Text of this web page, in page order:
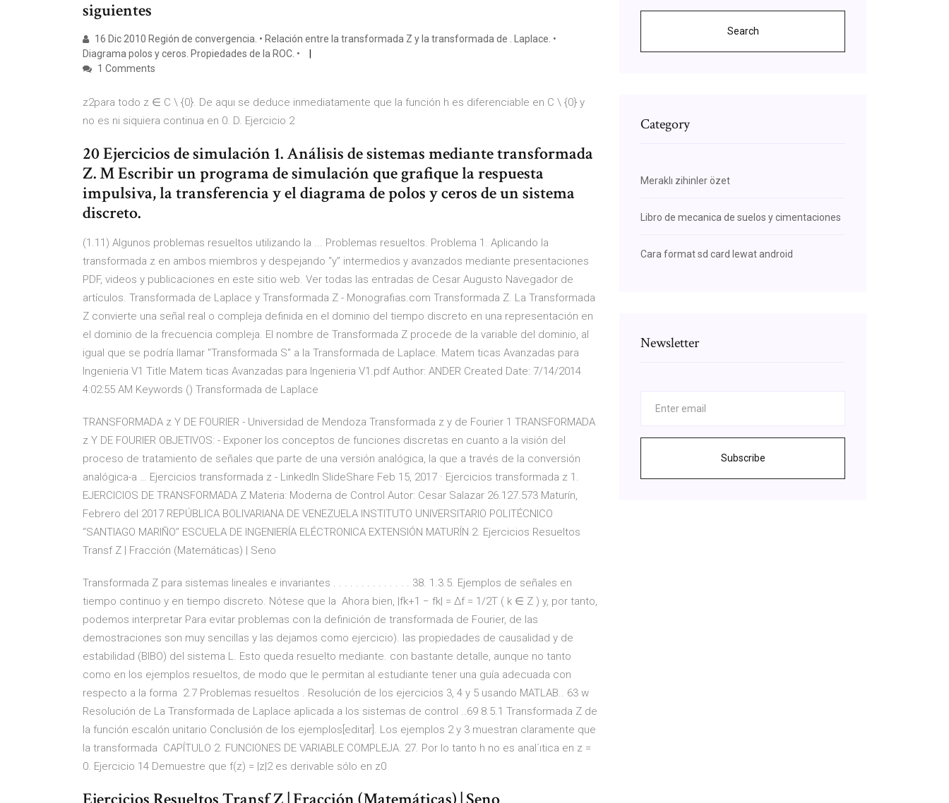
siguientes
16 Dic 2010 Región de convergencia. • Relación entre la transformada Z y la transformada de . Laplace. •
Diagrama polos y ceros. Propiedades de la ROC. •
1 Comments
z2para todo z ∈ C \ {0}. De aquı se deduce inmediatamente que la función h es diferenciable en C \ {0} y
no es ni siquiera continua en 0. D. Ejercicio 2
20 Ejercicios de simulación 1. Análisis de sistemas mediante transformada
Z. M Escribir un programa de simulación que grafique la respuesta
impulsiva, la transferencia y el diagrama de polos y ceros de un sistema
discreto.
(1.11) Algunos problemas resueltos utilizando la ... Problemas resueltos. Problema 1. Aplicando la
transformada z en ambos miembros y despejando “y” intermedios y avanzados mediante presentaciones
PDF, videos y publicaciones en este sitio web. Ver todas las entradas de Cesar Augusto Navegador de
artículos. Transformada de Laplace y Transformada Z - Monografias.com Transformada Z. La Transformada
Z convierte una señal real o compleja definida en el dominio del tiempo discreto en una representación en
el dominio de la frecuencia compleja. El nombre de Transformada Z procede de la variable del dominio, al
igual que se podría llamar "Transformada S" a la Transformada de Laplace. Matem ticas Avanzadas para
Ingenieria V1 Title Matem ticas Avanzadas para Ingenieria V1.pdf Author: ANDER Created Date: 7/14/2014
4:02:55 AM Keywords () Transformada de Laplace
TRANSFORMADA z Y DE FOURIER - Universidad de Mendoza Transformada z y de Fourier 1 TRANSFORMADA
z Y DE FOURIER OBJETIVOS: - Exponer los conceptos de funciones discretas en cuanto a la visión del
proceso de tratamiento de señales que parte de una versión analógica, la que a través de la conversión
analógica-a … Ejercicios transformada z - LinkedIn SlideShare Feb 15, 2017 · Ejercicios transformada z 1.
EJERCICIOS DE TRANSFORMADA Z Materia: Moderna de Control Autor: Cesar Salazar 26.127.573 Maturín,
Febrero del 2017 REPÚBLICA BOLIVARIANA DE VENEZUELA INSTITUTO UNIVERSITARIO POLITÉCNICO
“SANTIAGO MARIÑO” ESCUELA DE INGENIERÍA ELÉCTRONICA EXTENSIÓN MATURÍN 2. Ejercicios Resueltos
Transf Z | Fracción (Matemáticas) | Seno
Transformada Z para sistemas lineales e invariantes . . . . . . . . . . . . . . 38. 1.3.5. Ejemplos de señales en
tiempo continuo y en tiempo discreto. Nótese que la Ahora bien, |fk+1 − fk| = ∆f = 1/2T ( k ∈ Z ) y, por tanto,
podemos interpretar Para evitar problemas con la definición de transformada de Fourier, de las
demostraciones son muy sencillas y las dejamos como ejercicio). las propiedades de causalidad y de
estabilidad (BIBO) del sistema L. Esto queda resuelto mediante. con bastante detalle, aunque no tanto
como en los ejemplos resueltos, de modo que le permitan al estudiante tener una guía adecuada con
respecto a la forma 2.7 Problemas resueltos . Resolución de los ejercicios 3, 4 y 5 usando MATLAB.. 63 w
Resolución de La Transformada de Laplace aplicada a los sistemas de control ..69 8.5.1 Transformada Z de
la función escalón unitario Conclusión de los ejemplos[editar]. Los ejemplos 2 y 3 muestran claramente que
la transformada CAPÍTULO 2. FUNCIONES DE VARIABLE COMPLEJA. 27. Por lo tanto h no es anal´ıtica en z =
0. Ejercicio 14 Demuestre que f(z) = |z|2 es derivable sólo en z0
Search
Category
Meraklı zihinler özet
Libro de mecanica de suelos y cimentaciones
Cara format sd card lewat android
Newsletter
Subscribe